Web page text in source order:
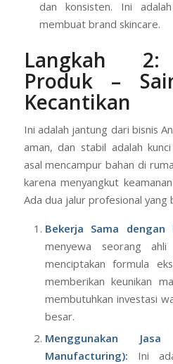
dan konsisten. Ini
membuat brand skincare.
Langkah 2:
Produk –
Kecantikan
Ini adalah jantung dari bisnis
aman, dan stabil adalah
asal mencampur bahan di
karena menyangkut
Ada dua jalur profesional yang
Bekerja Sama dengan
menyewa seorang
menciptakan formula
memberikan keunikan
membutuhkan investasi
besar.
Menggunakan
Manufacturing): Ini